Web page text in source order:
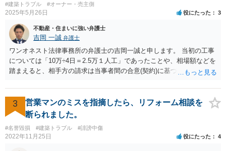
#建築トラブル #オーナー・売主側
2025年5月26日 役にたった 3
不動産・住まいに強い弁護士
吉岡 一誠 弁護士
ワンオネスト法律事務所の弁護士の吉岡一誠と申します。 当初の工事
については「10万÷4日＝2.5万１人工」であったことや、相場額などを
踏まえると、相手方の請求は当事者間の合意(契約)に基づかない不当な
か支払う意向がない旨を伝えて、減額の交渉をすべきでしょう。 相手
方の立場としても、裁判を起こす時間や労力、経済的コストその他裁
判が終わるまでキャッシュが入ってこないことなどがネックになり得
るでしょうから、減額に応じてくる可能性は大いにあるかと思いま
す。
3
営業マンのミスを指摘したら、リフォーム相談を
断られました。
#名誉毀損 #建築トラブル #誹謗中傷
2022年11月25日 役にたった 4